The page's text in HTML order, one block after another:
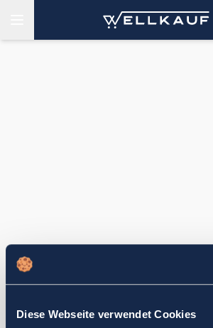
Diese Webseite verwendet Cookies